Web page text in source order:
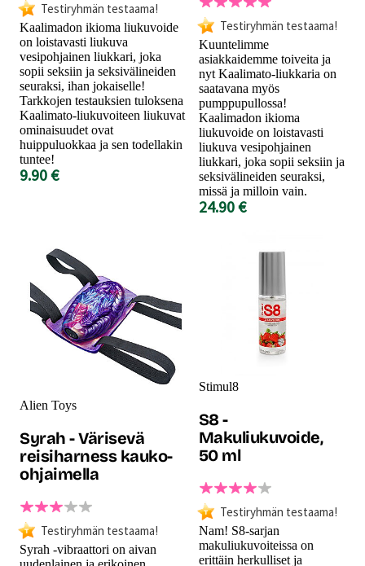
Testiryhmän testaama!
Kaalimadon ikioma liukuvoide
on loistavasti liukuva
vesipohjainen liukkari, joka
sopii seksiin ja seksivälineiden
seuraksi, ihan jokaiselle!
Tarkkojen testauksien tuloksena
Kaalimato-liukuvoiteen liukuvat
ominaisuudet ovat
huippuluokkaa ja sen todellakin
tuntee!
9.90 €
Testiryhmän testaama!
Kuuntelimme
asiakkaidemme toiveita ja
nyt Kaalimato-liukkaria on
saatavana myös
pumppupullossa!
Kaalimadon ikioma
liukuvoide on loistavasti
liukuva vesipohjainen
liukkari, joka sopii seksiin ja
seksivälineiden seuraksi,
missä ja milloin vain.
24.90 €
Alien Toys
Syrah - Värisevä
reisiharness kauko-
ohjaimella
Testiryhmän testaama!
Syrah -vibraattori on aivan
Stimul8
S8 -
Makuliukuvoide,
50 ml
Testiryhmän testaama!
Nam! S8-sarjan
makuliukuvoiteissa on
erittäin herkulliset ja